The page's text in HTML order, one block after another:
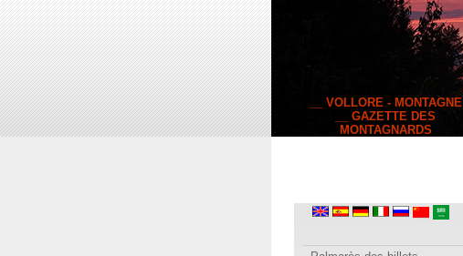
__ VOLLORE - MONTAGNE
__ GAZETTE DES
MONTAGNARDS